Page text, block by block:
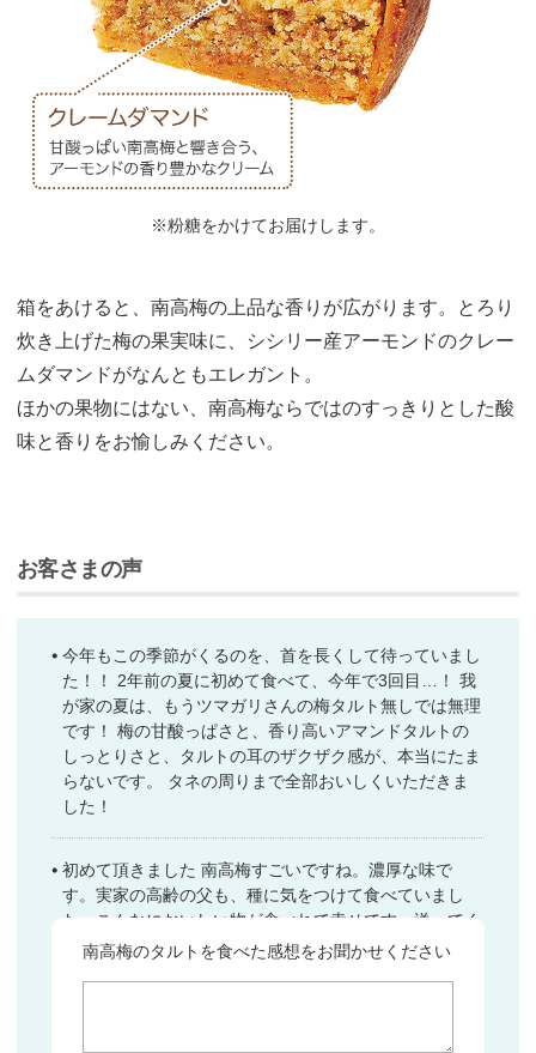
※粉糖をかけてお届けします。
箱をあけると、南高梅の上品な香りが広がります。とろり
炊き上げた梅の果実味に、シシリー産アーモンドのクレー
ムダマンドがなんともエレガント。
ほかの果物にはない、南高梅ならではのすっきりとした酸
味と香りをお愉しみください。